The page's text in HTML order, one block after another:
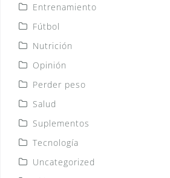
Entrenamiento
Fútbol
Nutrición
Opinión
Perder peso
Salud
Suplementos
Tecnología
Uncategorized